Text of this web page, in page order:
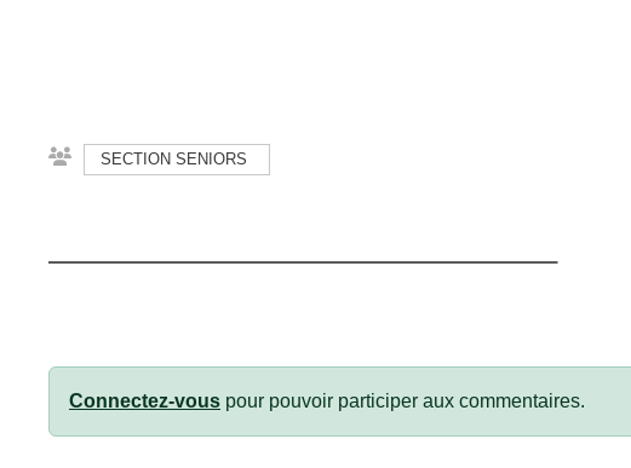
SECTION SENIORS
Connectez-vous pour pouvoir participer aux commentaires.